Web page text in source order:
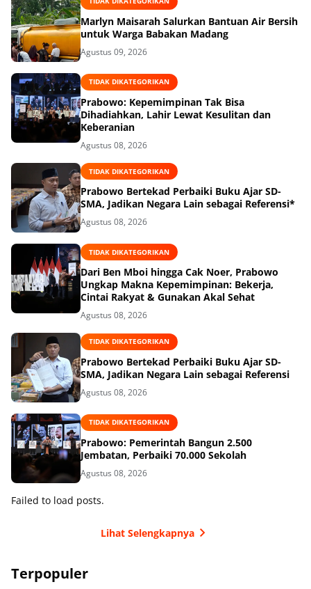
Marlyn Maisarah Salurkan Bantuan Air Bersih
untuk Warga Babakan Madang
Agustus 09, 2026
TIDAK DIKATEGORIKAN
Prabowo: Kepemimpinan Tak Bisa
Dihadiahkan, Lahir Lewat Kesulitan dan
Keberanian
Agustus 08, 2026
TIDAK DIKATEGORIKAN
Prabowo Bertekad Perbaiki Buku Ajar SD-
SMA, Jadikan Negara Lain sebagai Referensi*
Agustus 08, 2026
TIDAK DIKATEGORIKAN
Dari Ben Mboi hingga Cak Noer, Prabowo
Ungkap Makna Kepemimpinan: Bekerja,
Cintai Rakyat & Gunakan Akal Sehat
Agustus 08, 2026
TIDAK DIKATEGORIKAN
Prabowo Bertekad Perbaiki Buku Ajar SD-
SMA, Jadikan Negara Lain sebagai Referensi
Agustus 08, 2026
TIDAK DIKATEGORIKAN
Prabowo: Pemerintah Bangun 2.500
Jembatan, Perbaiki 70.000 Sekolah
Agustus 08, 2026
Failed to load posts.
Lihat Selengkapnya
Terpopuler